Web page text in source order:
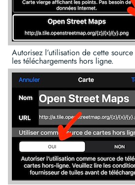
Autorisez l’utilisation de cette
les téléchargements hors ligne.